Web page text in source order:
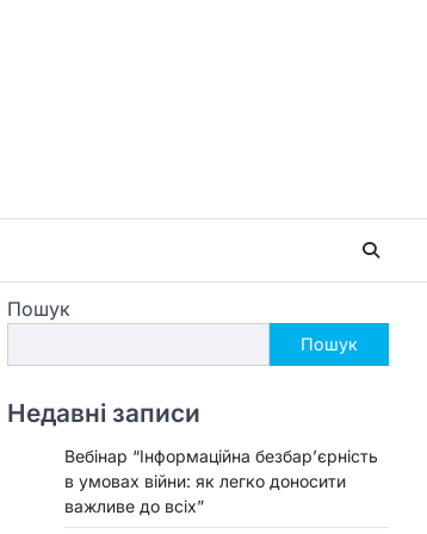
Пошук
Пошук
Недавні записи
Вебінар “Інформаційна безбар’єрність
в умовах війни: як легко доносити
важливе до всіх”